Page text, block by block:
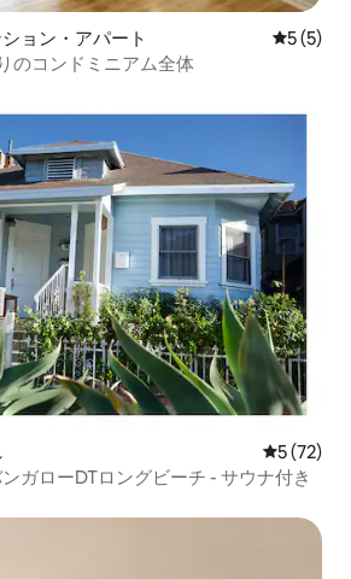
ョン・アパート レビュー
5 (5)
のコンドミニアム全体
レビュー
5 (72)
ガローDTロングビーチ - サウナ付き